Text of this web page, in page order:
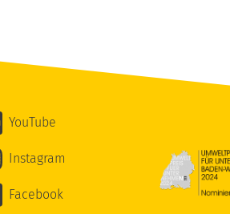
YouTube
Instagram
Facebook